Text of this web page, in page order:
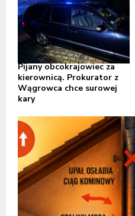
Pijany obcokrajowiec za
kierownicą. Prokurator z
Wągrowca chce surowej
kary